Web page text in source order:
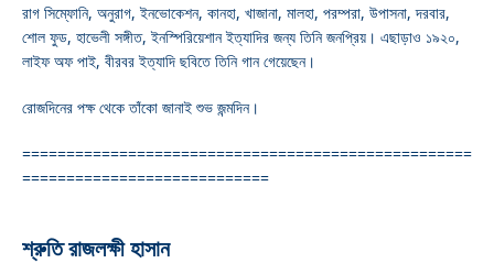
রাগ সিম্ফোনি, অনুরাগ, ইনভোকেশন, কানহা, খাজানা, মালহা, পরম্পরা, উপাসনা, দরবার,
শোল ফুড, হাভেলী সঙ্গীত, ইনস্পিরিয়েশান ইত্যাদির জন্য তিনি জনপ্রিয়। এছাড়াও ১৯২০,
লাইফ অফ পাই, বীরবর ইত্যাদি ছবিতে তিনি গান গেয়েছেন।
রোজদিনের পক্ষ থেকে তাঁকো জানাই শুভ জন্মদিন।
===================================================
============================
শ্রুতি রাজলক্ষী হাসান